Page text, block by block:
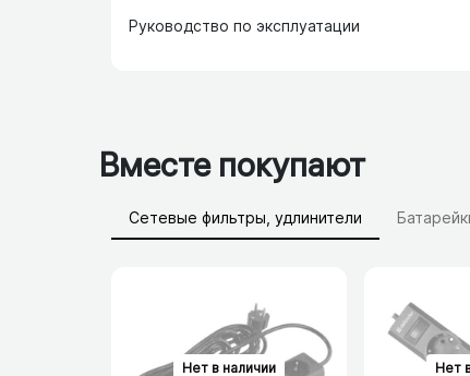
Руководство по эксплуатации
Вместе покупают
Сетевые фильтры, удлинители